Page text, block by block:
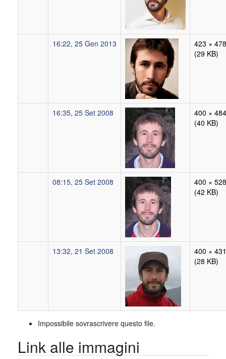
16:22, 25 Gen 2013
423 × 478
(29 KB)
16:35, 25 Set 2008
400 × 484
(40 KB)
08:15, 25 Set 2008
400 × 528
(42 KB)
13:32, 21 Set 2008
400 × 431
(28 KB)
Impossibile sovrascrivere questo file.
Link alle immagini